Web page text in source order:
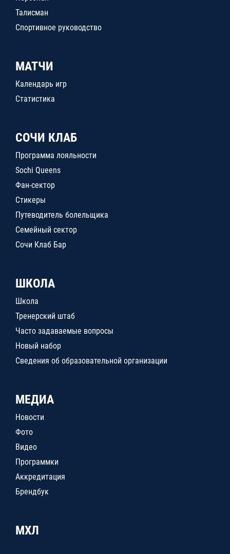
Талисман
Спортивное руководство
МАТЧИ
Календарь игр
Статистика
СОЧИ КЛАБ
Программа лояльности
Sochi Queens
Фан-сектор
Стикеры
Путеводитель болельщика
Семейный сектор
Сочи Клаб Бар
ШКОЛА
Школа
Тренерский штаб
Часто задаваемые вопросы
Новый набор
Сведения об образовательной организации
МЕДИА
Новости
Фото
Видео
Программки
Аккредитация
Брендбук
МХЛ